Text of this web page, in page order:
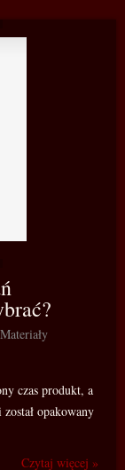
czas produkt, a
opakowany
Czytaj więcej »